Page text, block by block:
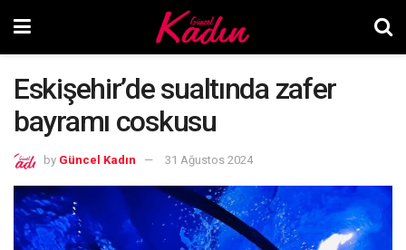
Eskişehir’de sualtında zafer
bayramı coskusu
by Güncel Kadın 31 Ağustos 2024